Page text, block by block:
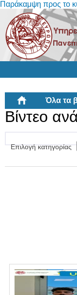
Παράκαμψη προς το
Όλα τα
Βίντεο
Επιλογή κατηγορίας